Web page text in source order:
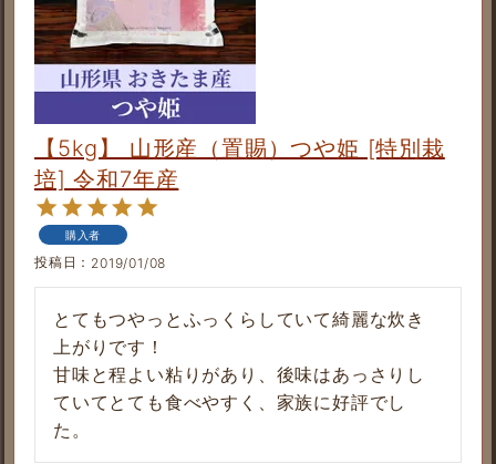
【5kg】 山形産（置賜）つや姫 [特別栽
培] 令和7年産
購入者
投稿日 2019/01/08
とてもつやっとふっくらしていて綺麗な炊き
上がりです！
甘味と程よい粘りがあり、後味はあっさりし
ていてとても食べやすく、家族に好評でし
た。